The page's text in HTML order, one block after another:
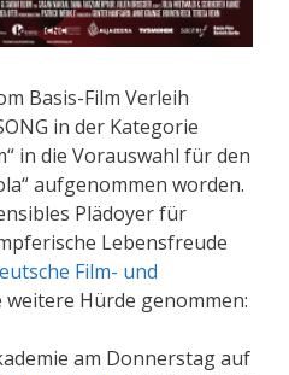
Basis-Film Verleih
in der Kategorie
in die Vorauswahl für den
aufgenommen worden.
Plädoyer für
Lebensfreude
Film- und
weitere Hürde genommen:
am Donnerstag auf